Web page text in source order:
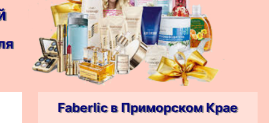
Faberlic в Приморском Крае